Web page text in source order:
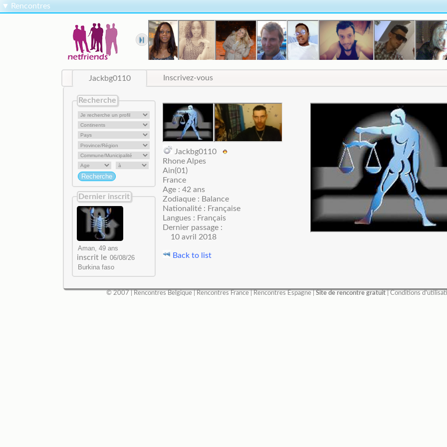
▼ Rencontres
Jackbg0110 Inscrivez-vous
Recherche
Dernier inscrit
inscrit le
Jackbg0110
Rhone Alpes
Ain(01)
France
Age : 42 ans
Zodiaque : Balance
Nationalité : Française
Langues : Français
Dernier passage :
10 avril 2018
Back to list
© 2007 | Rencontres Belgique| Rencontres France| Rencontres Espagne| Site de rencontre gratuit| Conditions